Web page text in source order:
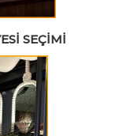
SEÇIMI